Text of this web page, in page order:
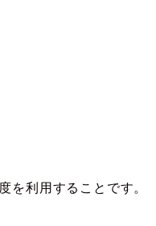
を利用することです。